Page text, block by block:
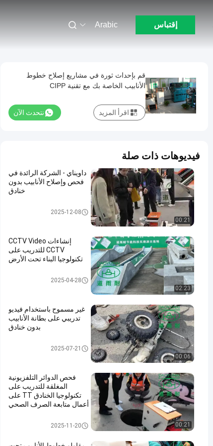
إقتباس Arabic
قم بإحداث ثورة في مشاريع إصلاح خطوط
الأنابيب الخاصة بك مع تقنية CIPP
نتحدث الآن اقرأ المزيد
فيديوهات ذات صلة
00:21
داويناي - الشركة الرائدة في
فحص وإصلاح الأنابيب بدون
خنادق
التدريب على تقنية الخنادق
2025-12-08
02:23
إنشاءات CCTV Video
CCTV للتدريب على
تكنولوجيا البناء تحت الأرض
التدريب على تقنية الخنادق
2025-04-28
00:06
غير مسموح باستخدام فيديو
تدريبي على بطانة الأنابيب
بدون خنادق
التدريب على تقنية الخنادق
2025-07-21
00:21
فحص الدوائر التلفزيونية
المغلقة للتدريب على
تكنولوجيا الخنادق TT على
أعمال متابعة الصرف الصحي
التدريب على تقنية الخنادق
2025-11-20